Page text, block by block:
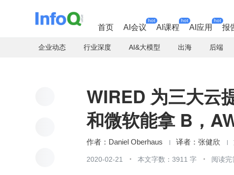
首页 AI会议
hot
AI课程
hot
AI应用
hot
报
企业动态 行业深度 AI&大模型 出海 后端
WIRED 为三大云
和微软能拿 B，
Daniel Oberhaus 张健欣
2020-02-21 本文字数：3911 字 阅读完